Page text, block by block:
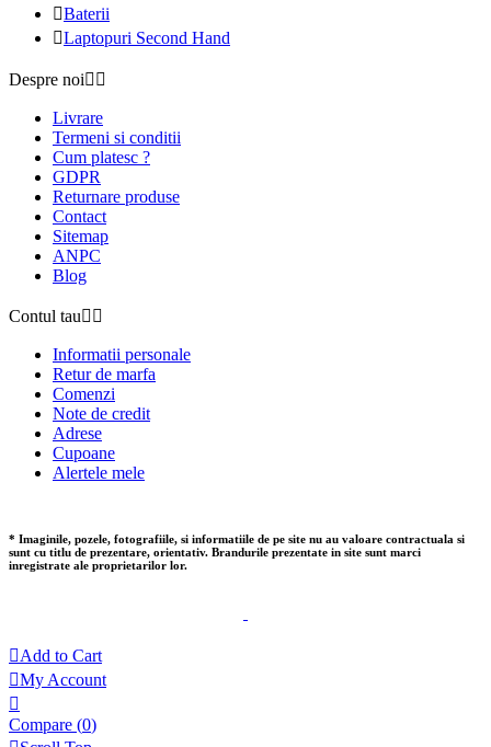
Baterii
Laptopuri Second Hand
Despre noi 
Livrare
Termeni si conditii
Cum platesc ?
GDPR
Returnare produse
Contact
Sitemap
ANPC
Blog
Contul tau 
Informatii personale
Retur de marfa
Comenzi
Note de credit
Adrese
Cupoane
Alertele mele
* Imaginile, pozele, fotografiile, si informatiile de pe site nu au valoare contractuala si
sunt cu titlu de prezentare, orientativ. Brandurile prezentate in site sunt marci
inregistrate ale proprietarilor lor.
Add to Cart
My Account

Compare (0)